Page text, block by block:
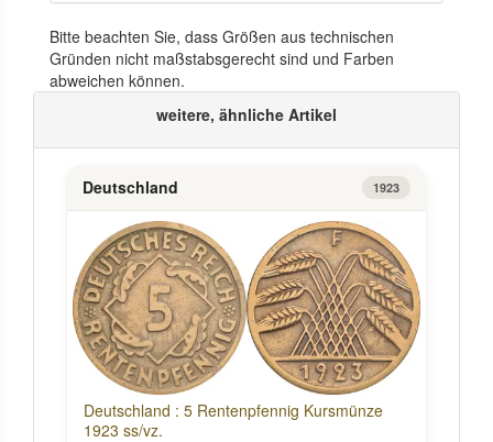
Bitte beachten Sie, dass Größen aus technischen
Gründen nicht maßstabsgerecht sind und Farben
abweichen können.
weitere, ähnliche Artikel
Deutschland 1923
Deutschland : 5 Rentenpfennig Kursmünze
1923 ss/vz.